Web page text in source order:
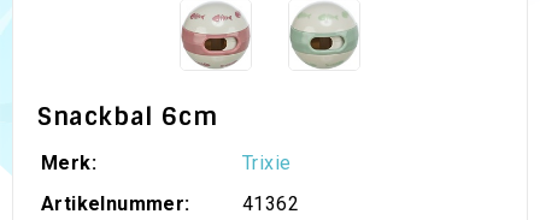
Snackbal 6cm
Merk:
Trixie
Artikelnummer:
41362